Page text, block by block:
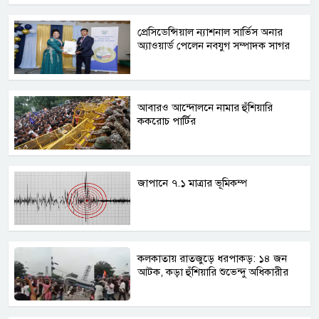
প্রেসিডেন্সিয়াল ন্যাশনাল সার্ভিস অনার
অ্যাওয়ার্ড পেলেন নবযুগ সম্পাদক সাগর
আবারও আন্দোলনে নামার হুঁশিয়ারি
ককরোচ পার্টির
জাপানে ৭.১ মাত্রার ভূমিকম্প
কলকাতায় রাতজুড়ে ধরপাকড়: ১৪ জন
আটক, কড়া হুঁশিয়ারি শুভেন্দু অধিকারীর